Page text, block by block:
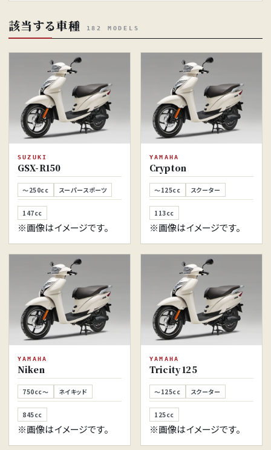
該当する車種 182 MODELS
SUZUKI
GSX-R150
～250cc スーパースポーツ
147cc
※画像はイメージです。
YAMAHA
Crypton
～125cc スクーター
113cc
※画像はイメージです。
YAMAHA
Niken
750cc～ ネイキッド
845cc
※画像はイメージです。
YAMAHA
Tricity 125
～125cc スクーター
125cc
※画像はイメージです。